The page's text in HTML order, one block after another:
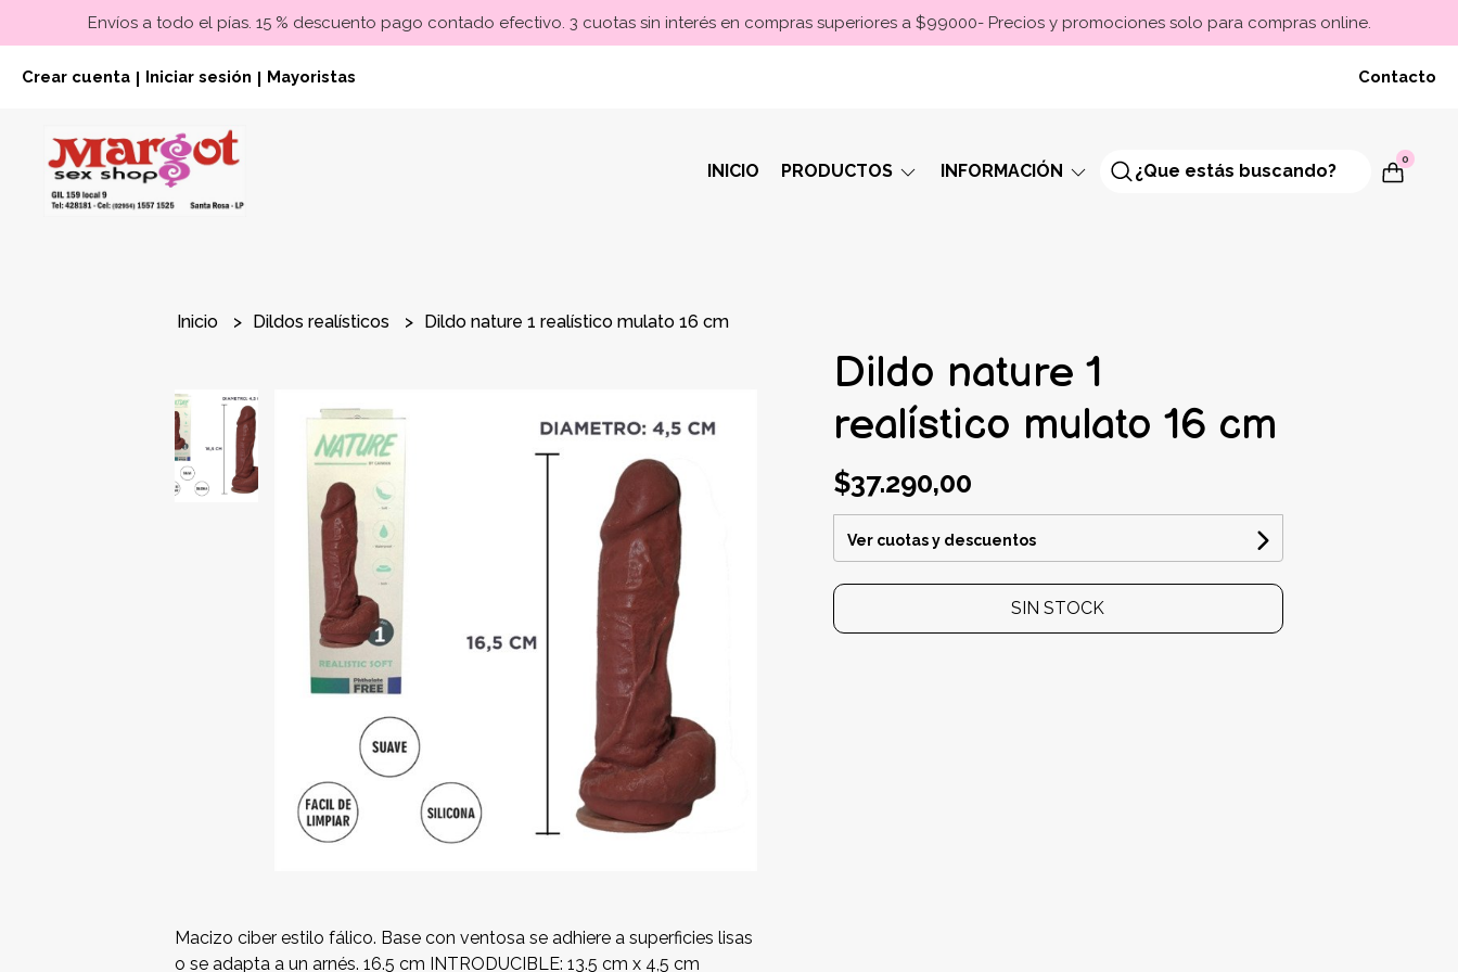
Envíos a todo el pías. 15 % descuento pago contado efectivo. 3 cuotas sin interés en compras superiores a $99000- Precios y promociones solo para compras online.
Crear cuenta Iniciar sesión Mayoristas Contacto
INICIO PRODUCTOS INFORMACIÓN
0
Inicio Dildos realísticos Dildo nature 1 realístico mulato 16 cm
Macizo ciber estilo fálico. Base con ventosa se adhiere a superficies lisas
o se adapta a un arnés. 16.5 cm INTRODUCIBLE: 13.5 cm x 4,5 cm
Dildo nature 1
realístico mulato 16 cm
$37.290,00
Ver cuotas y descuentos
SIN STOCK